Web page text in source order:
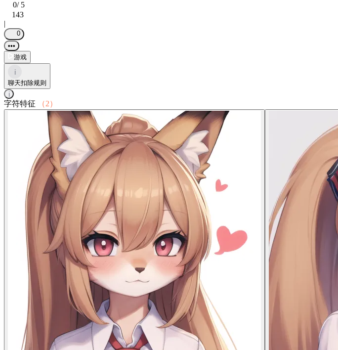
0/ 5
143
|
0
•••
游戏
i
聊天扣除规则
i
字符特征
（2）